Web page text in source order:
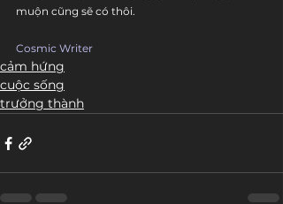
muộn cũng sẽ có thôi.
Cosmic Writer
cảm hứng
cuộc sống
trưởng thành